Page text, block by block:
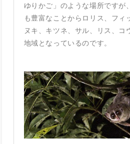
ゆりかご」のような場所ですが
も豊富なことからロリス、フィ
ヌキ、キツネ、サル、リス、コ
地域となっているのです。